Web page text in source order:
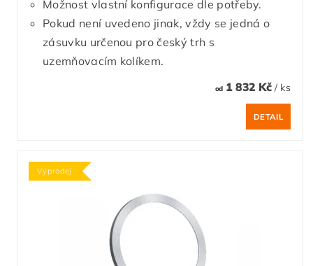
Možnost vlastní konfigurace dle potřeby.
Pokud není uvedeno jinak, vždy se jedná o
zásuvku určenou pro český trh s
uzemňovacím kolíkem.
od1 832 Kč / ks
DETAIL
Výprodej